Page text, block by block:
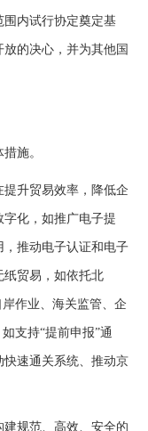
围内试行协定奠定基
的决心，并为其他国
施。
升贸易效率，降低企
化，如推广电子提
推动电子认证和电子
纸贸易，如依托北
作业、海关监管、企
支持“提前申报”通
速通关系统、推动京
规范、高效、安全的